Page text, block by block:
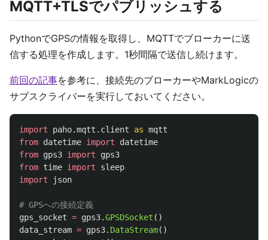
MQTT+TLSでパブリッシュする
PythonでGPSの情報を取得し、MQTTでブローカーに送
信する処理を作成します。1秒間隔で送信し続けます。
前回の記事を参考に、接続先のブローカーやMarkLogicの
サブスクライバーを実行しておいてください。
import paho.mqtt.client as mqtt
from datetime import
datetime
from gps3 import
gps3
from time import
sleep
import
json
gps_socket = gps3.GPSDSocket ()
data_stream = gps3. DataStream()